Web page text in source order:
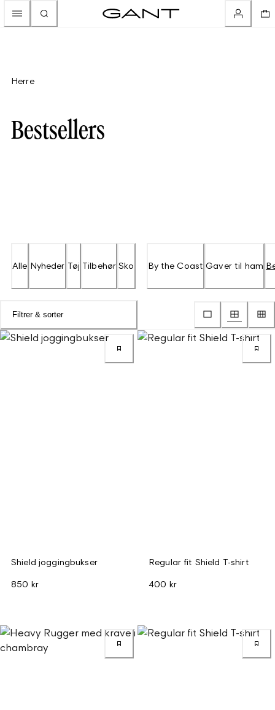
Herre
Bestsellers
Alle Nyheder Tøj Tilbehør Sko By the Coast Gaver til ham
Filtrer & sorter
Shield joggingbukser
850 kr
Regular fit Shield T-shirt
400 kr